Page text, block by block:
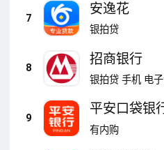
7
安逸花
银拍贷
8
招商银行
银拍贷 手机 电
9
平安口袋银
有内购